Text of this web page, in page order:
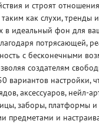
и строят
как слухи, тренды
идеальный фон для
потрясающей,
с бесконечными
создателям
настройки,
аксессуаров, нейл-
заборы, платформы и
предметами и